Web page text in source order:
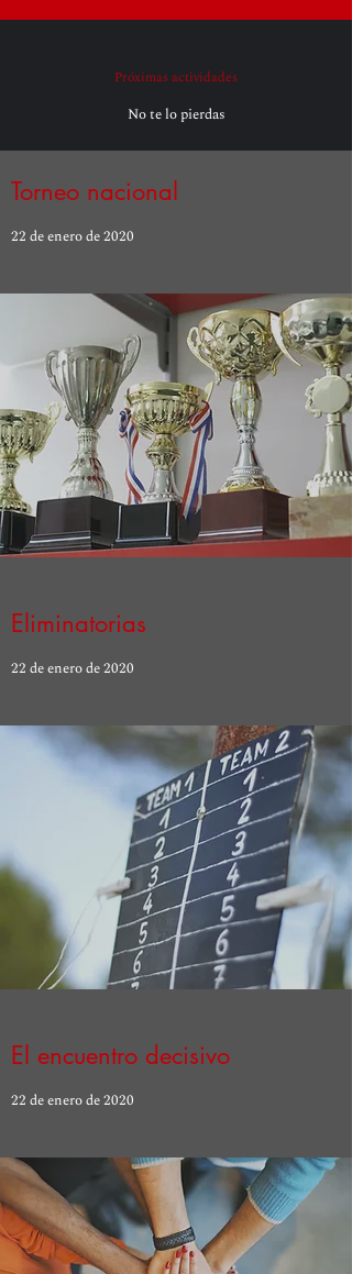
Próximas actividades
No te lo pierdas
Torneo nacional
22 de enero de 2020
Eliminatorias
22 de enero de 2020
El encuentro decisivo
22 de enero de 2020